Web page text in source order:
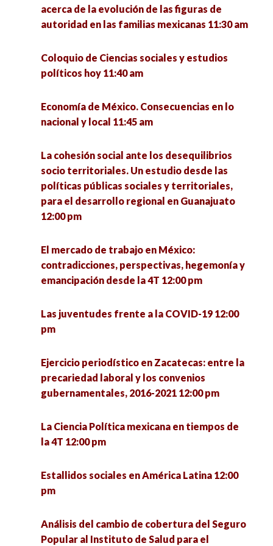
Simposio sobre Métodos de Investigación:
Mesa de egresados: La formación de
Ciencia Política. En memoria al Dr. Eligio Meza
Padilla 2:00 pm
Emociones y experiencias del cuidado en el
norte de México 3:00 pm
Conversatorio Interinstitucional de Vocaciones
Científicas Sociales: retos de la investigación y
Frontera Norte: ¿Hacia dónde va la Sociología?
4:00 pm
Las hijas del terror: poesía y performance sobre
conflicto armado 4:00 pm
Hospital Pyme. Plataforma de asesoría
empresarial 4:00 pm
Repensar la inclusión desde los estudios
Jóvenes y participación política 4:00 pm
El quehacer de la Socioantropología desde la
licenciatura en Ciencias Sociales de la UACM.
familias Acompañar y Resistir: modelos y
experiencias de colectivos de familiares 12:00
Procesos de reconstitución comunitaria. En la
en América Latina 12:00 pm
multidisciplinario del desarrollo 12:30 pm
Efecto de las remesas en la calidad de vida de
los hogares de La Victoria, Pinos, Zacatecas
2020-2021 12:30 pm
Foro de intercambio de experiencias México-
Brasil sobre formación del profesorado
UNISON-UNESP 1:00 pm
Rebuilding the economy: Economic policies for
recovery and development 1:00 pm
Encuentro de investigadoras en formación:
retos de la profesión desde lo local 1:00 pm
estadounidense tras la elección presidencial de
2020 1:30 pm
Encuentro de investigadoras en formación UPN
– ENAH (MÉXICO) 1:30 pm
Conversatorio Interinstitucional de Vocaciones
acerca de la evolución de las figuras de
autoridad en las familias mexicanas 11:30 am
Coloquio de Ciencias sociales y estudios
políticos hoy 11:40 am
Economía de México. Consecuencias en lo
nacional y local 11:45 am
La cohesión social ante los desequilibrios
socio territoriales. Un estudio desde las
políticas públicas sociales y territoriales,
para el desarrollo regional en Guanajuato
12:00 pm
El mercado de trabajo en México:
contradicciones, perspectivas, hegemonía y
emancipación desde la 4T 12:00 pm
Las juventudes frente a la COVID-19 12:00
pm
Ejercicio periodístico en Zacatecas: entre la
precariedad laboral y los convenios
gubernamentales, 2016-2021 12:00 pm
La Ciencia Política mexicana en tiempos de
la 4T 12:00 pm
Estallidos sociales en América Latina 12:00
pm
Análisis del cambio de cobertura del Seguro
Popular al Instituto de Salud para el